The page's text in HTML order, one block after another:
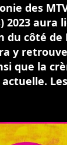
des
2023 aura
du côté de
y
que la